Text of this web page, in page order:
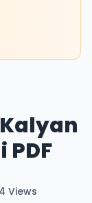
Kalyan
Views